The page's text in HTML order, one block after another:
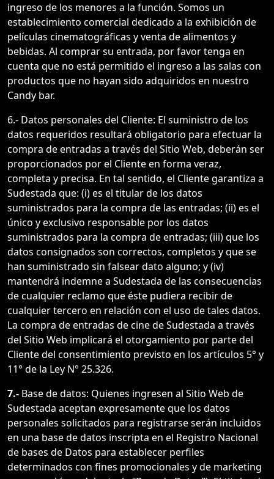
ingreso de los menores a la función. Somos un
establecimiento comercial dedicado a la exhibición de
películas cinematográficas y venta de alimentos y
bebidas. Al comprar su entrada, por favor tenga en
cuenta que no está permitido el ingreso a las salas con
productos que no hayan sido adquiridos en nuestro
Candy bar.
6.- Datos personales del Cliente: El suministro de los
datos requeridos resultará obligatorio para efectuar la
compra de entradas a través del Sitio Web, deberán ser
proporcionados por el Cliente en forma veraz,
completa y precisa. En tal sentido, el Cliente garantiza a
Sudestada que: (i) es el titular de los datos
suministrados para la compra de las entradas; (ii) es el
único y exclusivo responsable por los datos
suministrados para la compra de entradas; (iii) que los
datos consignados son correctos, completos y que se
han suministrado sin falsear dato alguno; y (iv)
mantendrá indemne a Sudestada de las consecuencias
de cualquier reclamo que éste pudiera recibir de
cualquier tercero en relación con el uso de tales datos.
La compra de entradas de cine de Sudestada a través
del Sitio Web implicará el otorgamiento por parte del
Cliente del consentimiento previsto en los artículos 5° y
11° de la Ley N° 25.326.
7.- Base de datos: Quienes ingresen al Sitio Web de
Sudestada aceptan expresamente que los datos
personales solicitados para registrarse serán incluidos
en una base de datos inscripta en el Registro Nacional
de bases de Datos para establecer perfiles
determinados con fines promocionales y de marketing